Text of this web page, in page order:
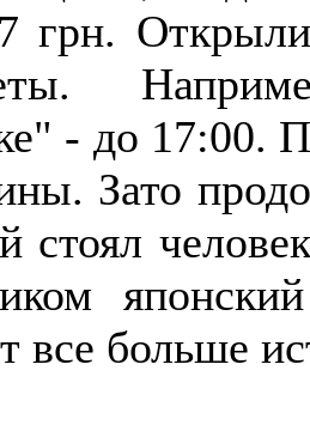
грн.
- до 17:00.
Зато
стоял
все больше